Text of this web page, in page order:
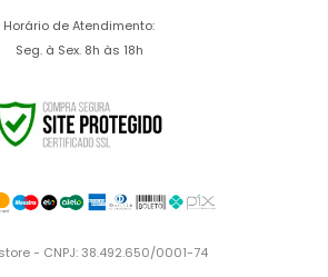
Horário de Atendimento:
Seg. à Sex. 8h às 18h
- CNPJ: 38.492.650/0001-74